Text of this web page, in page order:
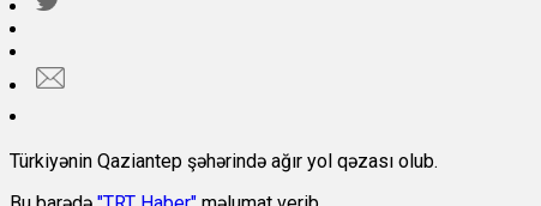
Türkiyənin Qaziantep şəhərində ağır yol qəzası olub.